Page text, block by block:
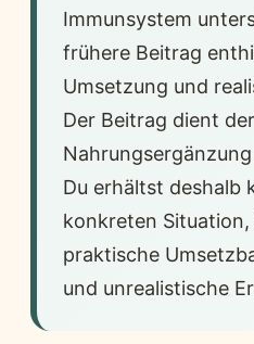
Immunsystem
frühere Beitrag
Umsetzung und
Der Beitrag dient
Du erhältst deshalb
konkreten
praktische
und unrealistische